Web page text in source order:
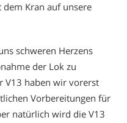
Kran auf unsere
schweren Herzens
der Lok zu
V13 haben wir vorerst
Vorbereitungen für
natürlich wird die V13